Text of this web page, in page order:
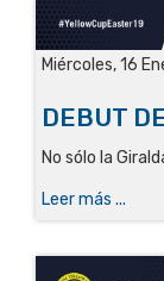
Miércoles, 16
DEBUT
No sólo la
Leer más ...